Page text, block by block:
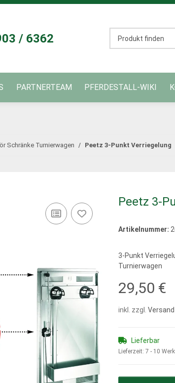
/ 6362
PARTNERTEAM PFERDESTALL-WIKI
Schränke Turnierwagen Peetz 3-Punkt Verriegelung
Peetz 3-
Artikelnummer:
3-Punkt
Turnierwagen
29,50 €
inkl. zzgl. Versand
Lieferbar
Lieferzeit: 7 - 10